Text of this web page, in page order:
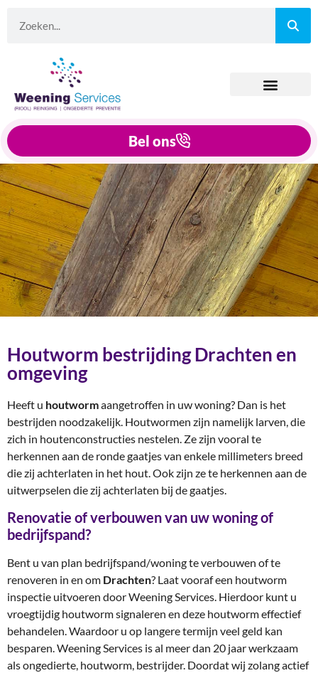
Bel ons
Houtworm bestrijding Drachten en
omgeving
Heeft u houtwormaangetroffen in uw woning? Dan is het
bestrijden noodzakelijk. Houtwormen zijn namelijk larven, die
zich in houtenconstructies nestelen. Ze zijn vooral te
herkennen aan de ronde gaatjes van enkele millimeters breed
die zij achterlaten in het hout. Ook zijn ze te herkennen aan de
uitwerpselen die zij achterlaten bij de gaatjes.
Renovatie of verbouwen van uw woning of
bedrijfspand?
Bent u van plan bedrijfspand/woning te verbouwen of te
renoveren in en om Drachten? Laat vooraf een houtworm
inspectie uitvoeren door Weening Services. Hierdoor kunt u
vroegtijdig houtworm signaleren en deze houtworm effectief
behandelen. Waardoor u op langere termijn veel geld kan
besparen. Weening Services is al meer dan 20 jaar werkzaam
als ongedierte, houtworm, bestrijder. Doordat wij zolang actief